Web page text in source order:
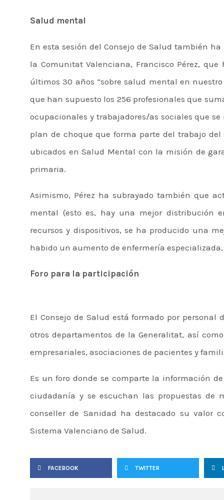
Salud mental
En esta sesión del Consejo de Salud también
la Comunitat Valenciana, Francisco Pérez,
últimos 30 años “sobre salud mental en
que han supuesto los 256 profesionales que
ocupacionales y trabajadores/as sociales que
plan de choque que forma parte del trabajo del
ubicados en Salud Mental con la misión de
primaria.
Asimismo, Pérez ha subrayado también que
mental (esto es, hay una mejor distribución
recursos y dispositivos, se ha producido una
habido un aumento de enfermería
Foro para la participación
El Consejo de Salud está formado por
otros departamentos de la Generalitat, así
empresariales, asociaciones de pacientes y
Es un foro donde se comparte la información
ciudadanía y se escuchan las propuestas de
conseller de Sanidad ha destacado su valor
Sistema Valenciano de Salud.
FACEBOOK TWITTER